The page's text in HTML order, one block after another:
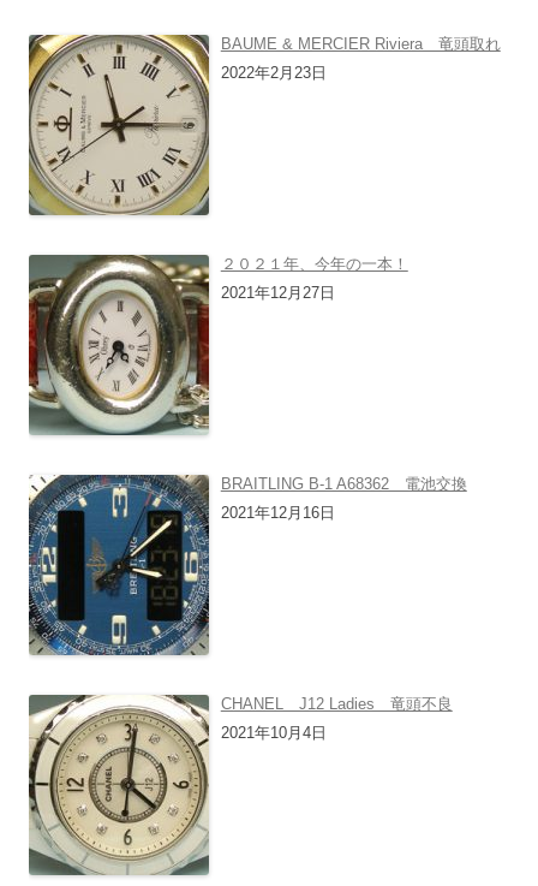
BAUME & MERCIER Riviera 竜頭取れ
2022年2月23日
２０２１年、今年の一本！
2021年12月27日
BRAITLING B-1 A68362 電池交換
2021年12月16日
CHANEL J12 Ladies 竜頭不良
2021年10月4日